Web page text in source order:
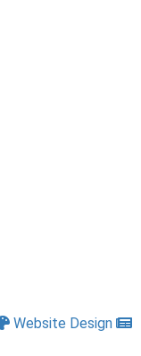
Website Design